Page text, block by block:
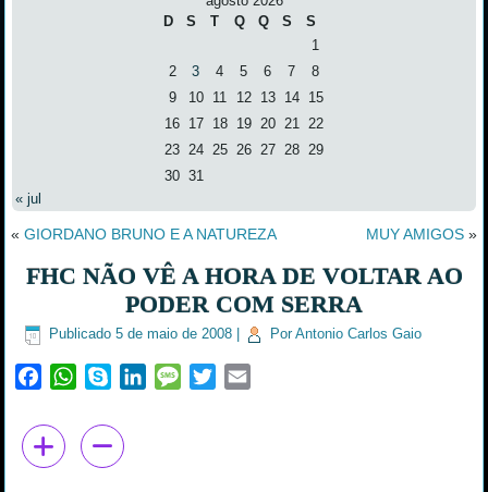
D
S T Q Q S
S
1
2
3 4 5 6 7
8
9
10 11 12 13 14
15
16 17 18 19 20 21
22
23 24 25 26 27 28
29
30 31
« jul
«GIORDANO BRUNO E A NATUREZA MUY AMIGOS»
FHC NÃO VÊ A HORA DE VOLTAR AO
PODER COM SERRA
Publicado 5 de maio de 2008 Por Antonio Carlos Gaio
FacebookWhatsApp
Skype LinkedInMessage
Twitter